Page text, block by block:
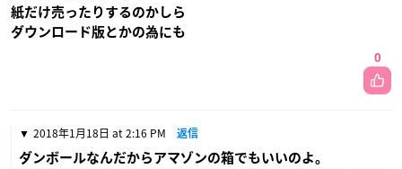
紙だけ売ったりするのかしら
ダウンロード版とかの為にも
0
2018年1月18日 at 2:16 PM 返信
ダンボールなんだからアマゾンの箱でもいいのよ。